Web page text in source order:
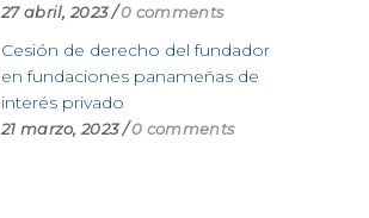
27 abril, 2023 /0 comments
Cesión de derecho del fundador
en fundaciones panameñas de
interés privado
21 marzo, 2023 /0 comments